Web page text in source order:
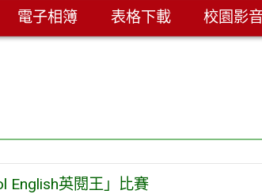
電子相簿 表格下載 校園影
English英閱王」比賽